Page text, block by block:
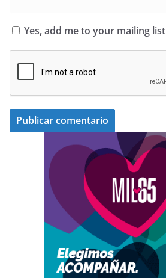
Yes, add me to your mailing list